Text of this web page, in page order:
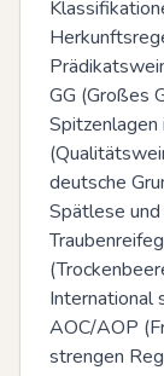
GG (Großes
deutsche
Spätlese
International
AOC/AOP
strengen